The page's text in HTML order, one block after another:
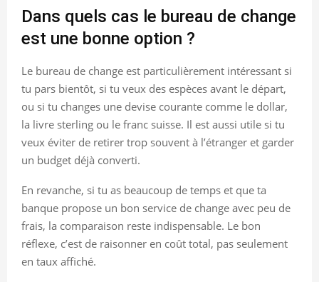
Dans quels cas le bureau de change
est une bonne option ?
Le bureau de change est particulièrement intéressant si
tu pars bientôt, si tu veux des espèces avant le départ,
ou si tu changes une devise courante comme le dollar,
la livre sterling ou le franc suisse. Il est aussi utile si tu
veux éviter de retirer trop souvent à l’étranger et garder
un budget déjà converti.
En revanche, si tu as beaucoup de temps et que ta
banque propose un bon service de change avec peu de
frais, la comparaison reste indispensable. Le bon
réflexe, c’est de raisonner en coût total, pas seulement
en taux affiché.